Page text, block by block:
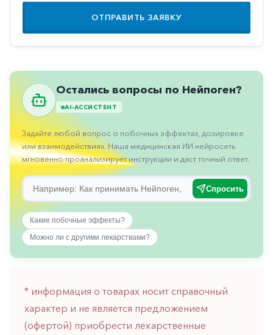
Противоподагрические
Противорвотные
Прочее
Пульмонология
Сердечные
Сосудистые
Тромбозы
Урология
Ухо-
горло-
нос
Хирургия
железа
ОТПРАВИТЬ ЗАЯВКУ
Остались вопросы по Нейпоген?
AI-АССИСТЕНТ
Задайте любой вопрос о побочных эффектах, дозировке
или взаимодействиях. Наша медицинская ИИ нейросеть
мгновенно проанализирует инструкции и даст точный ответ.
Спросить
Какие побочные эффекты?
Можно ли с другими лекарствами?
* информация о товарах носит справочный
характер и не является предложением
(офертой) приобрести лекарственные